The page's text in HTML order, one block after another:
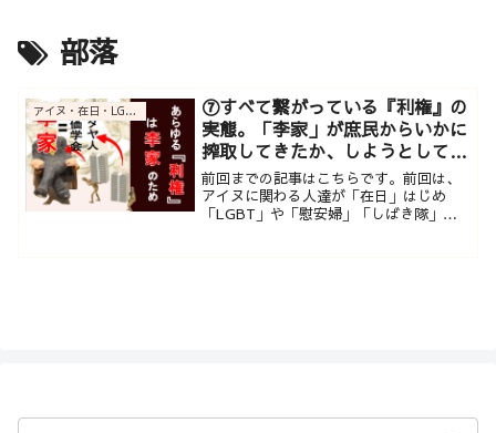
部落
アイヌ・在日・LGBT・沖縄基地関連
⑦すべて繋がっている『利権』の
実態。「李家」が庶民からいかに
搾取してきたか、しようとしてい
るか。
前回までの記事はこちらです。前回は、
アイヌに関わる人達が「在日」はじめ
「LGBT」や「慰安婦」「しばき隊」な